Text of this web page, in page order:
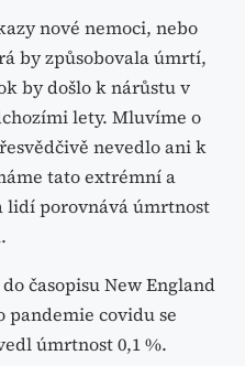
nové nemoci, nebo
by způsobovala úmrtí,
by došlo k nárůstu v
lety. Mluvíme o
nevedlo ani k
tato extrémní a
lidí porovnává úmrtnost
časopisu New England
pandemie covidu se
úmrtnost 0,1 %.